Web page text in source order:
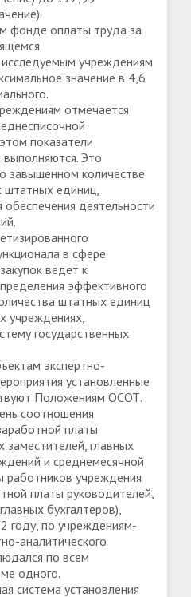
фонде оплаты труда за
учреждениям
значение в 4,6
отмечается
показатели
выполняются. Это
завышенном количестве
штатных единиц,
деятельности
в сфере
ведет к
эффективного
штатных единиц
учреждениях,
государственных
экспертно-
установленные
Положениям ОСОТ.
соотношения
платы
заместителей, главных
и среднемесячной
работников учреждения
платы руководителей,
бухгалтеров),
году, по учреждениям-
аналитического
по всем
одного.
система установления